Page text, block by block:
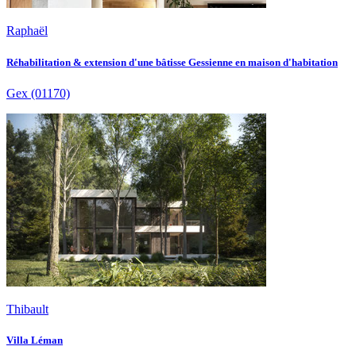
Raphaël
Réhabilitation & extension d'une bâtisse Gessienne en maison d'habitation
Gex (01170)
Thibault
Villa Léman